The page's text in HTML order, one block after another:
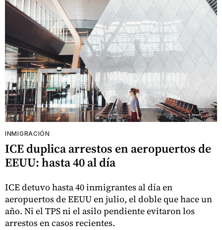
INMIGRACIÓN
ICE duplica arrestos en aeropuertos de
EEUU: hasta 40 al día
ICE detuvo hasta 40 inmigrantes al día en
aeropuertos de EEUU en julio, el doble que hace un
año. Ni el TPS ni el asilo pendiente evitaron los
arrestos en casos recientes.